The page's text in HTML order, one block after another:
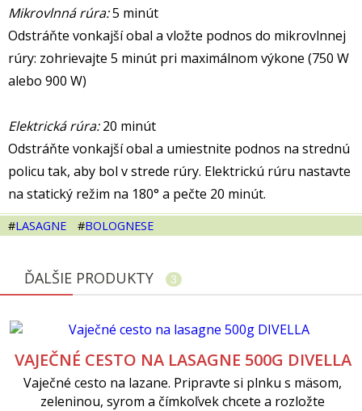
Mikrovlnná rúra:5 minút
Odstráňte vonkajší obal a vložte podnos do mikrovlnnej
rúry: zohrievajte 5 minút pri maximálnom výkone (750 W
alebo 900 W)
Elektrická rúra:20 minút
Odstráňte vonkajší obal a umiestnite podnos na strednú
policu tak, aby bol v strede rúry. Elektrickú rúru nastavte
na statický režim na 180° a pečte 20 minút.
#LASAGNE #BOLOGNESE
ĎALŠIE PRODUKTY 3
VAJEČNÉ CESTO NA LASAGNE 500G DIVELLA
Vaječné cesto na lazane. Pripravte si plnku s mäsom,
zeleninou, syrom a čímkoľvek chcete a rozložte